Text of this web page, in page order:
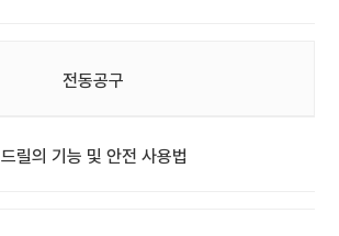
전동공구
드릴의 기능 및 안전 사용법